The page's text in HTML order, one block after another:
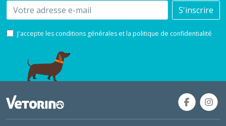
Email S'inscrire
J'accepte les conditions générales et la politique de confidentialité